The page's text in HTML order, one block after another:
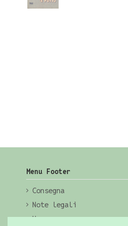
Menu Footer
Consegna
Note legali
Home